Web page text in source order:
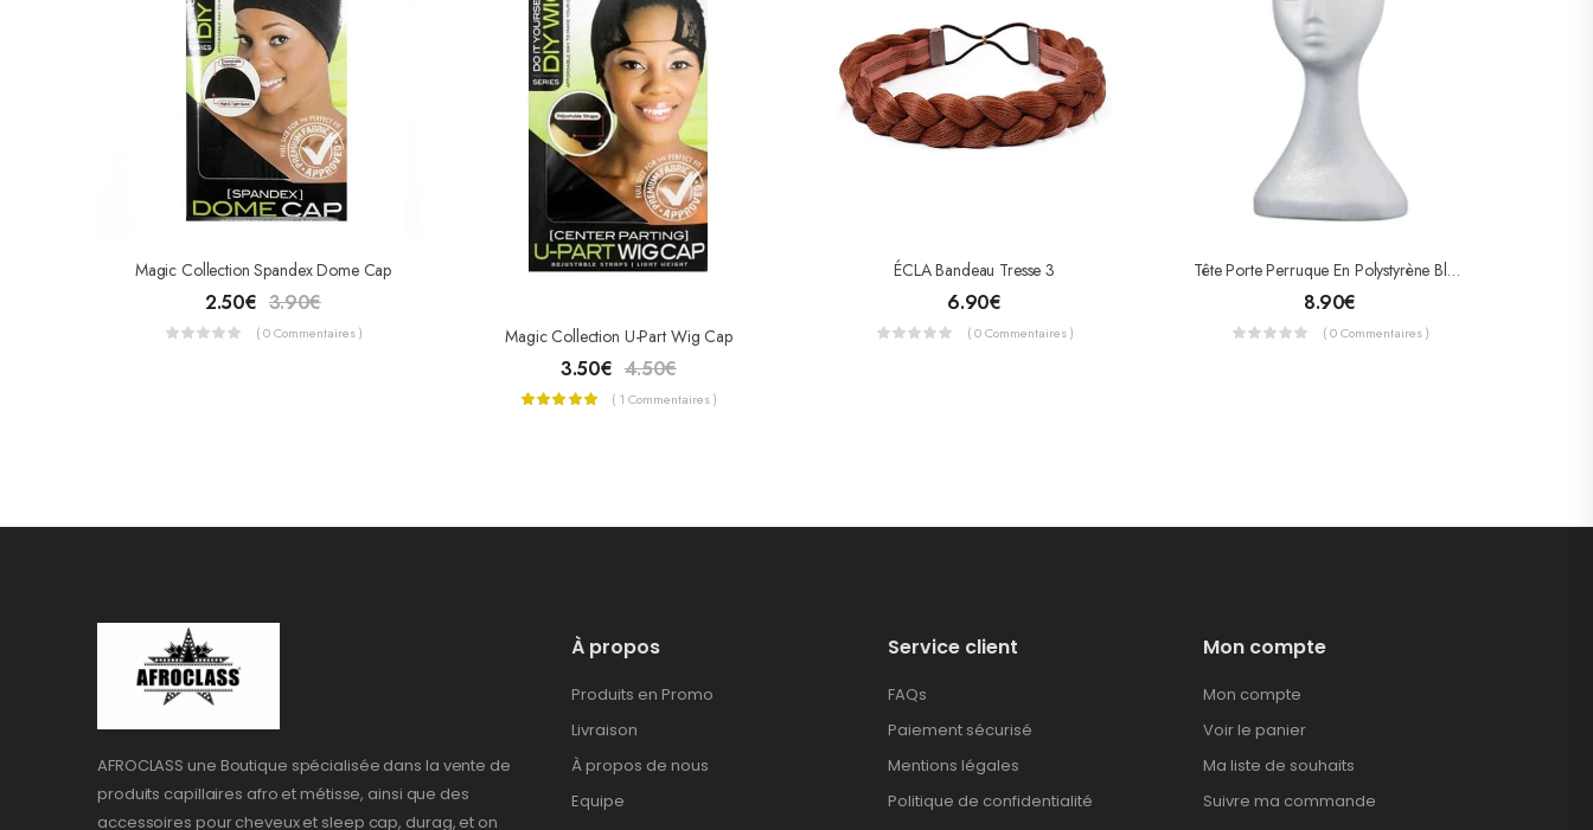
Magic Collection Spandex Dome Cap
2.50€ 3.90€
( 0 Commentaires ) Magic Collection U-Part Wig Cap
3.50€ 4.50€
( 1 Commentaires )
ÉCLA Bandeau Tresse 3
6.90€
( 0 Commentaires )
Tête Porte Perruque En Polystyrène Blanche Grande
8.90€
( 0 Commentaires )
AFROCLASS une Boutique spécialisée dans la vente de
produits capillaires afro et métisse, ainsi que des
accessoires pour cheveux et sleep cap, durag, et on
À propos
Produits en Promo
Livraison
À propos de nous
Equipe
Service client
FAQs
Paiement sécurisé
Mentions légales
Politique de confidentialité
Mon compte
Mon compte
Voir le panier
Ma liste de souhaits
Suivre ma commande